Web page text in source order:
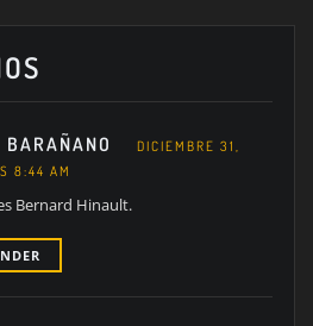
DICIEMBRE 31,
8:44 AM
Bernard Hinault.